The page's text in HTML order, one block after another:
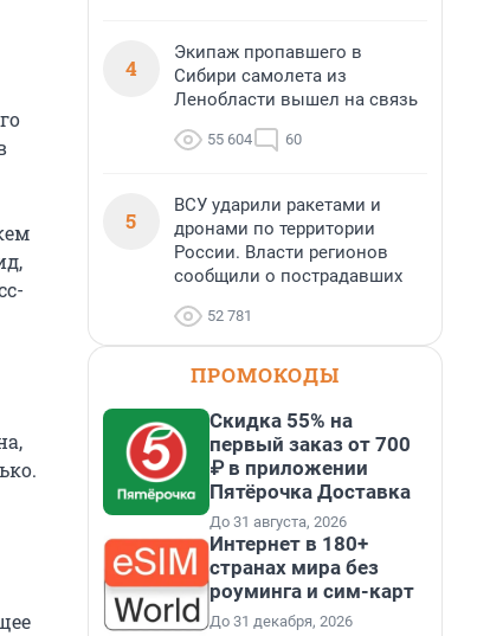
4
Экипаж пропавшего в
Сибири самолета из
Ленобласти вышел на связь
55 604 60
5
ВСУ ударили ракетами и
дронами по территории
России. Власти регионов
сообщили о пострадавших
52 781
ПРОМОКОДЫ
Скидка 55% на
первый заказ от 700
₽ в приложении
Пятёрочка Доставка
До 31 августа, 2026
Интернет в 180+
странах мира без
роуминга и сим-карт
До 31 декабря, 2026